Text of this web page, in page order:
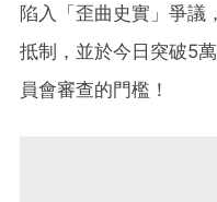
陷入「歪曲史實」爭議
抵制，並於今日突破5
員會審查的門檻！